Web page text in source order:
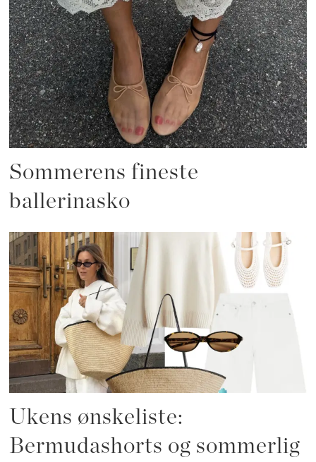
Sommerens fineste
ballerinasko
Ukens ønskeliste:
Bermudashorts og sommerlig